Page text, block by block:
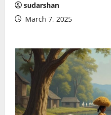
sudarshan
March 7, 2025